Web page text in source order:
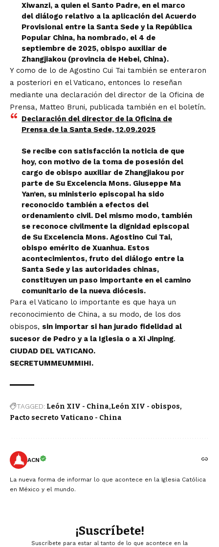
Xiwanzi, a quien el Santo Padre, en el marco
del diálogo relativo a la aplicación del Acuerdo
Provisional entre la Santa Sede y la República
Popular China, ha nombrado, el 4 de
septiembre de 2025, obispo auxiliar de
Zhangjiakou (provincia de Hebei, China).
Y como de lo de Agostino Cui Tai también se enteraron
a posteriori en el Vaticano, entonces lo reseñan
mediante una declaración del director de la Oficina de
Prensa, Matteo Bruni, publicada también en el boletín.
Declaración del director de la Oficina de
Prensa de la Santa Sede, 12.09.2025
Se recibe con satisfacción la noticia de que
hoy, con motivo de la toma de posesión del
cargo de obispo auxiliar de Zhangjiakou por
parte de Su Excelencia Mons. Giuseppe Ma
Yan’en, su ministerio episcopal ha sido
reconocido también a efectos del
ordenamiento civil. Del mismo modo, también
se reconoce civilmente la dignidad episcopal
de Su Excelencia Mons. Agostino Cui Tai,
obispo emérito de Xuanhua. Estos
acontecimientos, fruto del diálogo entre la
Santa Sede y las autoridades chinas,
constituyen un paso importante en el camino
comunitario de la nueva diócesis.
Para el Vaticano lo importante es que haya un
reconocimiento de China, a su modo, de los dos
obispos, sin importar si han jurado fidelidad al
sucesor de Pedro y a la Iglesia o a Xi Jinping.
CIUDAD DEL VATICANO.
SECRETUMMEUMMIHI.
TAGGED: León XIV - China León XIV - obispos
Pacto secreto Vaticano - China
ACN
La nueva forma de informar lo que acontece en la Iglesia Católica
en México y el mundo.
¡Suscríbete!
Suscríbete para estar al tanto de lo que acontece en la